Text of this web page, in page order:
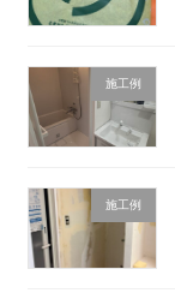
施工例
施工例